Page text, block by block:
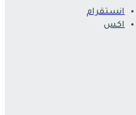
انستقرام
اكس